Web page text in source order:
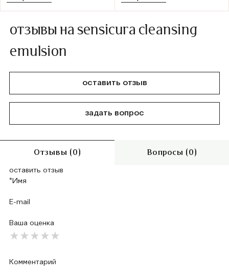
отзывы на sensicura cleansing
emulsion
оставить отзыв
задать вопрос
Отзывы (0) Вопросы (0)
оставить отзыв
Ваша оценка